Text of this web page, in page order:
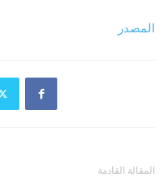
المصدر
المقالة القادمة